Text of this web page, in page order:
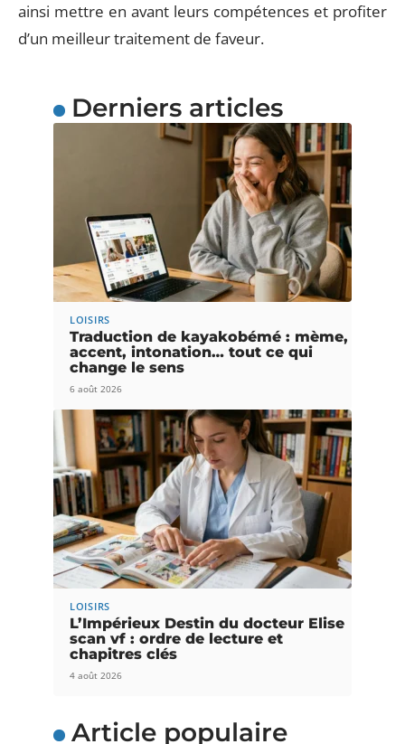
ainsi mettre en avant leurs compétences et profiter
d’un meilleur traitement de faveur.
Derniers articles
LOISIRS
Traduction de kayakobémé : mème,
accent, intonation… tout ce qui
change le sens
6 août 2026
LOISIRS
L’Impérieux Destin du docteur Elise
scan vf : ordre de lecture et
chapitres clés
4 août 2026
Article populaire